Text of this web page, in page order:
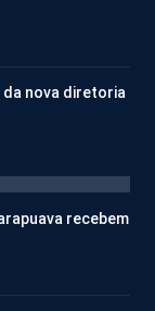
da nova diretoria
recebem